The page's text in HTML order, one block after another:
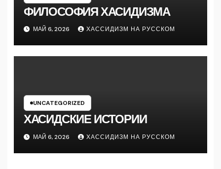
ФИЛОСОФИЯ ХАСИДИЗМА
МАЙ 6, 2026 ХАССИДИЗМ НА РУССКОМ
UNCATEGORIZED
ХАСИДСКИЕ ИСТОРИИ
МАЙ 6, 2026 ХАССИДИЗМ НА РУССКОМ